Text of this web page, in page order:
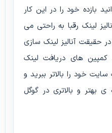
بازده خود را در این کار
لینک رقبا به راحتی می
در حقیقت آنالیز لینک سازی
کمپین های دریافت لینک
خود را بالاتر ببرید و
بهتر و بالاتری در گوگل